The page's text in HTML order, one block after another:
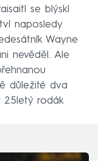
se blýskl
naposledy
Wayne
nevěděl. Ale
důležité dva
25letý rodák